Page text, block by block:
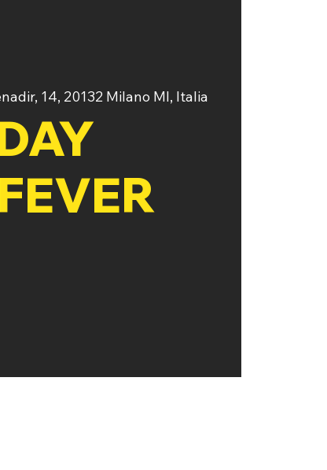
14, 20132 Milano MI, Italia